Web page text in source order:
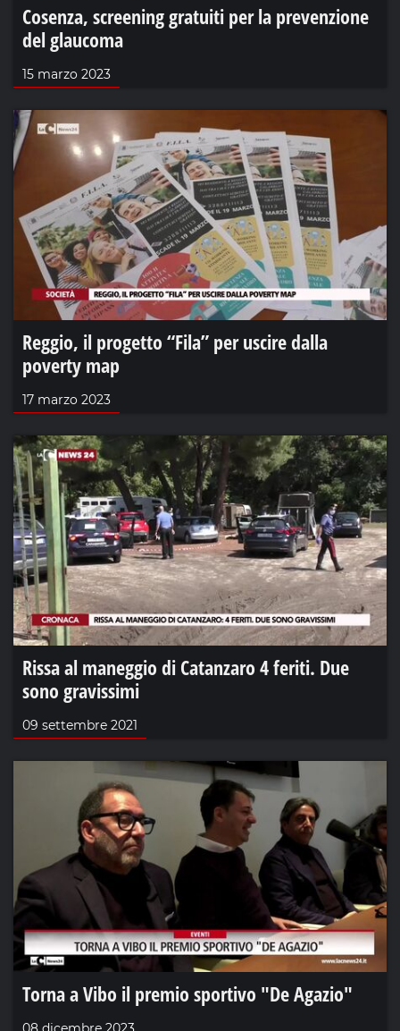
Cosenza, screening gratuiti per la prevenzione
del glaucoma
15 marzo 2023
Reggio, il progetto “Fila” per uscire dalla
poverty map
17 marzo 2023
Rissa al maneggio di Catanzaro 4 feriti. Due
sono gravissimi
09 settembre 2021
Torna a Vibo il premio sportivo "De Agazio"